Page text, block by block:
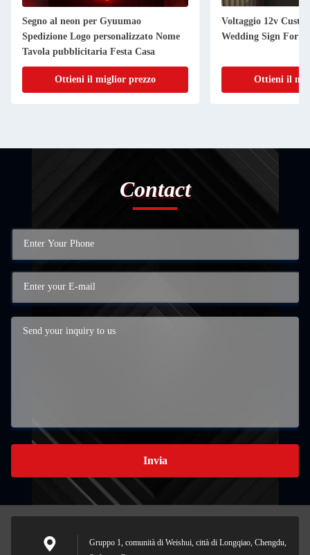
Segno al neon per Gyuumao
Spedizione Logo personalizzato Nome
Tavola pubblicitaria Festa Casa
Ottieni il miglior prezzo
Voltaggio 12v
Wedding Sign For
Ottieni il
Contact
Invia
Gruppo 1, comunità di Weishui, città di Longqiao, Chengdu,